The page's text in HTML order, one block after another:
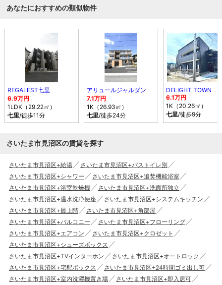
あなたにおすすめの類似物件
REGALEST七里
6.9万円
1LDK（29.22㎡）
七里/徒歩11分
アリュールジャルダン
7.1万円
1K（26.93㎡）
七里/徒歩24分
DELIGHT TOWN
6.1万円
1K（20.26㎡）
七里/徒歩9分
さいたま市見沼区の賃貸を探す
さいたま市見沼区+給湯
さいたま市見沼区+バストイレ別
さいたま市見沼区+シャワー
さいたま市見沼区+追焚機能浴室
さいたま市見沼区+浴室乾燥機
さいたま市見沼区+洗面所独立
さいたま市見沼区+温水洗浄便座
さいたま市見沼区+システムキッチン
さいたま市見沼区+最上階
さいたま市見沼区+角部屋
さいたま市見沼区+バルコニー
さいたま市見沼区+フローリング
さいたま市見沼区+エアコン
さいたま市見沼区+クロゼット
さいたま市見沼区+シューズボックス
さいたま市見沼区+TVインターホン
さいたま市見沼区+オートロック
さいたま市見沼区+宅配ボックス
さいたま市見沼区+24時間ゴミ出し可
さいたま市見沼区+室内洗濯機置き場
さいたま市見沼区+即入居可